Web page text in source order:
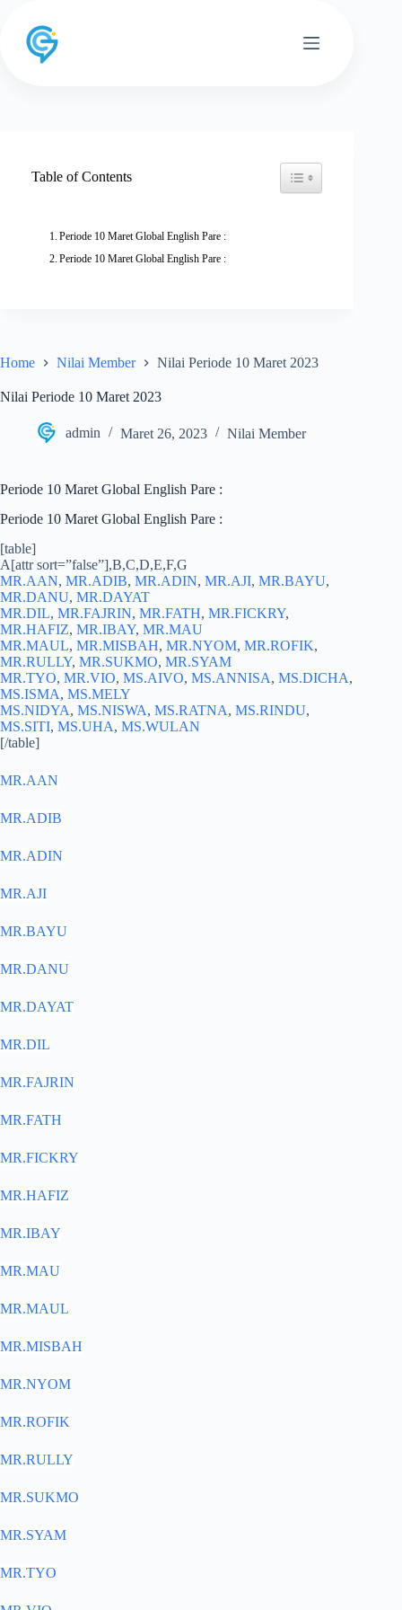
content
Home Nilai Member Nilai Periode 10 Maret 2023
Nilai Periode 10 Maret 2023
admin Maret 26, 2023 Nilai Member
Periode 10 Maret Global English Pare :
Periode 10 Maret Global English Pare :
[table]
A[attr sort=”false”],B,C,D,E,F,G
MR.AAN, MR.ADIB, MR.ADIN, MR.AJI, MR.BAYU,
MR.DANU, MR.DAYAT
MR.DIL, MR.FAJRIN, MR.FATH, MR.FICKRY,
MR.HAFIZ, MR.IBAY, MR.MAU
MR.MAUL, MR.MISBAH, MR.NYOM, MR.ROFIK,
MR.RULLY, MR.SUKMO, MR.SYAM
MR.TYO, MR.VIO, MS.AIVO, MS.ANNISA, MS.DICHA,
MS.ISMA, MS.MELY
MS.NIDYA, MS.NISWA, MS.RATNA, MS.RINDU,
MS.SITI, MS.UHA, MS.WULAN
[/table]
MR.AAN
MR.ADIB
MR.ADIN
MR.AJI
MR.BAYU
MR.DANU
MR.DAYAT
MR.DIL
MR.FAJRIN
MR.FATH
MR.FICKRY
MR.HAFIZ
MR.IBAY
MR.MAU
MR.MAUL
MR.MISBAH
MR.NYOM
MR.ROFIK
MR.RULLY
MR.SUKMO
MR.SYAM
MR.TYO
Table of Contents Toggle Table of Content
Periode 10 Maret Global English Pare :
Periode 10 Maret Global English Pare :